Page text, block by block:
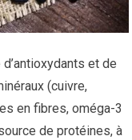
et de
(cuivre,
en fibres, oméga-3
de protéines, à